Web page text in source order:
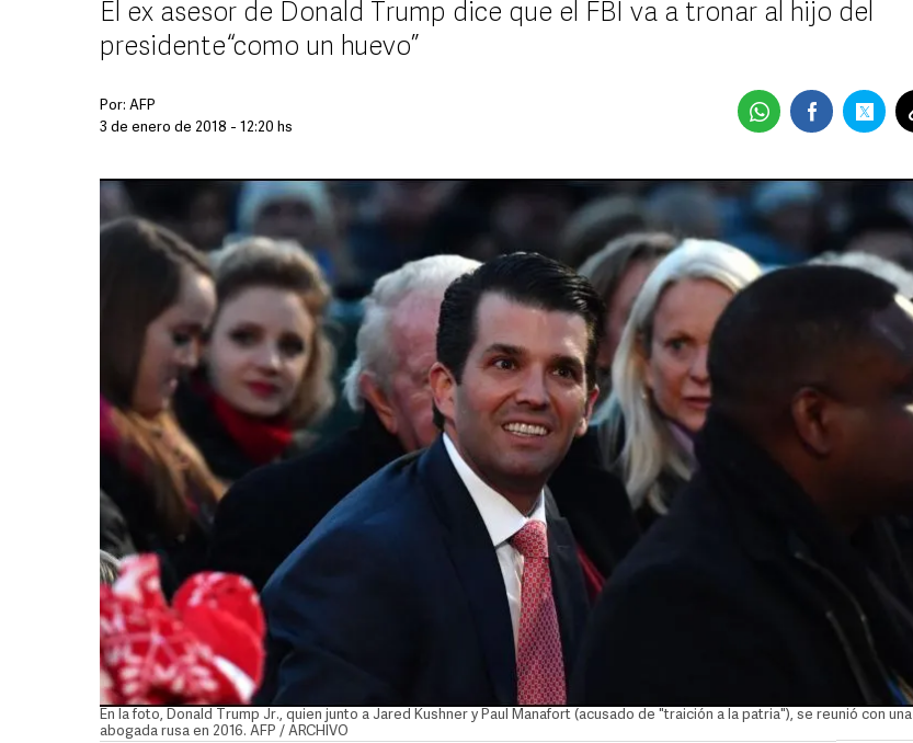
El ex asesor de Donald Trump dice que el FBI va a tronar al hijo del
presidente “como un huevo”
Por: AFP
3 de enero de 2018 - 12:20 hs
En la foto, Donald Trump Jr., quien junto a Jared Kushner y Paul Manafort (acusado de "traición a la patria"), se reunió con una
abogada rusa en 2016. AFP / ARCHIVO